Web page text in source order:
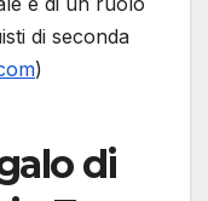
di seconda
)
di